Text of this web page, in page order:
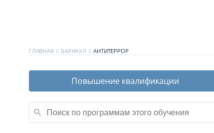
ГЛАВНАЯ БАРНАУЛ АНТИТЕРРОР
Повышение квалификации